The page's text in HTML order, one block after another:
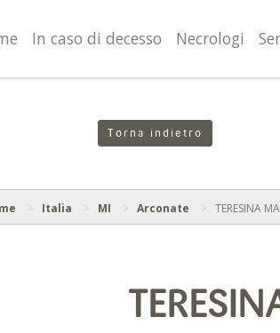
In caso di decesso Necrologi
Torna indietro
Italia MI Arconate TERESINA
cookie necessari al funzionamento ed
la navigazione in altra maniera,